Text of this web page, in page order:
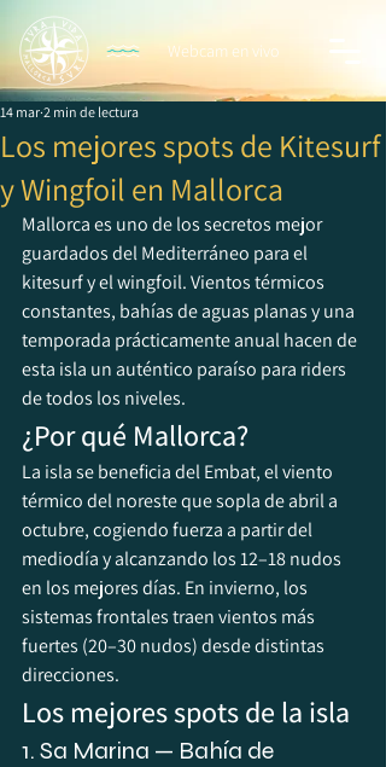
Webcam en vivo
Los mejores spots de Kitesurf
y Wingfoil en Mallorca
14 mar 2 min de lectura
Mallorca es uno de los secretos mejor
guardados del Mediterráneo para el
kitesurf y el wingfoil. Vientos térmicos
constantes, bahías de aguas planas y una
temporada prácticamente anual hacen de
esta isla un auténtico paraíso para riders
de todos los niveles.
¿Por qué Mallorca?
La isla se beneficia del Embat, el viento
térmico del noreste que sopla de abril a
octubre, cogiendo fuerza a partir del
mediodía y alcanzando los 12–18 nudos
en los mejores días. En invierno, los
sistemas frontales traen vientos más
fuertes (20–30 nudos) desde distintas
direcciones.
Los mejores spots de la isla
1. Sa Marina — Bahía de